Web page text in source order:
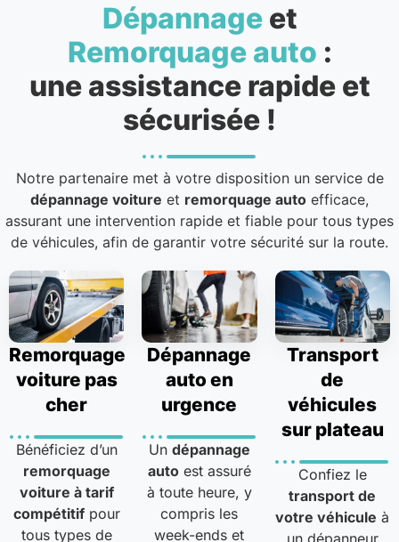
Dépannageet
Remorquage auto :
une assistance rapide et
sécurisée !
Notre partenaire met à votre disposition un service de
dépannage voiture et remorquage auto efficace,
assurant une intervention rapide et fiable pour tous types
de véhicules, afin de garantir votre sécurité sur la route.
Remorquage
voiture pas
cher
Bénéficiez d’un
remorquage
voiture à tarif
compétitifpour
tous types de
Dépannage
auto en
urgence
Un dépannage
autoest assuré
à toute heure, y
compris les
week-ends et
Transport
de
véhicules
sur plateau
Confiez le
transport de
votre véhicule à